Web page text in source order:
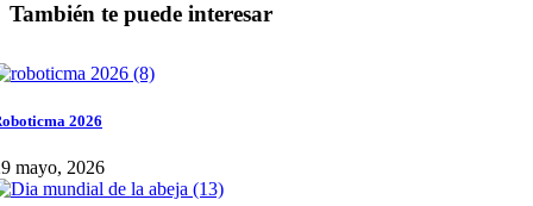
También te puede interesar
2026
mayo, 2026